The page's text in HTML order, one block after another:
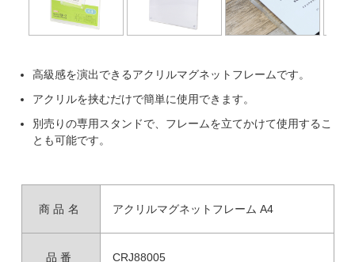
高級感を演出できるアクリルマグネットフレームです。
アクリルを挟むだけで簡単に使用できます。
別売りの専用スタンドで、フレームを立てかけて使用するこ
とも可能です。
商品名 アクリルマグネットフレーム A4
品番 CRJ88005